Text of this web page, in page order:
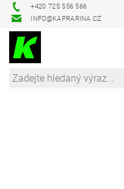
+420 725 556 566
INFO@KAPRARINA.CZ